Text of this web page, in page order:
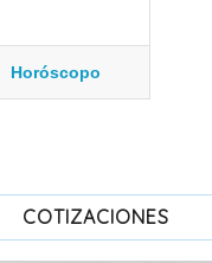
Horóscopo
COTIZACIONES